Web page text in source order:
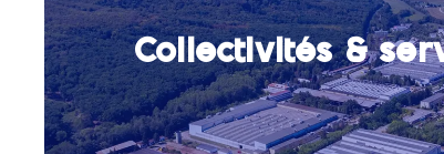
Collectivités &